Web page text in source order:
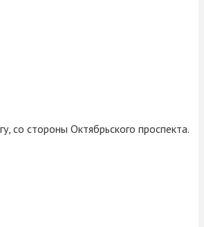
со стороны Октябрьского проспекта.